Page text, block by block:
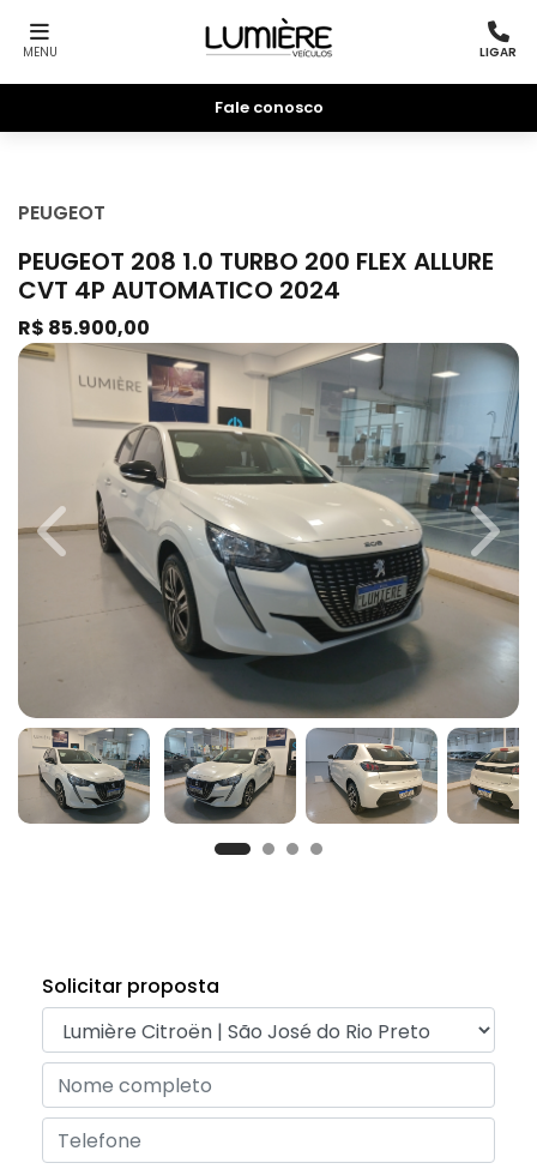
MENU LIGAR
Fale conosco
PEUGEOT
PEUGEOT 208 1.0 TURBO 200 FLEX ALLURE
CVT 4P AUTOMATICO 2024
R$ 85.900,00
Previous Next
Solicitar proposta